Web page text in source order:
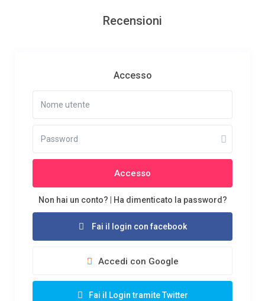
Recensioni
Accesso
Accesso
Non hai un conto? Ha dimenticato la password?
Fai il login con facebook
Accedi con Google
Fai il Login tramite Twitter